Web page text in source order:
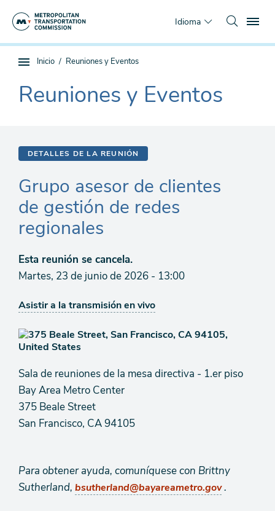
Idioma
Navegación
de
subpágina
Estás
Inicio Reuniones y Eventos
The
current
Reuniones y Eventos
DETALLES DE LA REUNIÓN
Grupo asesor de clientes
de gestión de redes
regionales
Esta reunión se cancela.
Martes, 23 de junio de 2026 - 13:00
Asistir a la transmisión en vivo
Sala de reuniones de la mesa directiva - 1.er piso
Bay Area Metro Center
375 Beale Street
San Francisco, CA 94105
Para obtener ayuda, comuníquese con Brittny
Sutherland, bsutherland@bayareametro.gov.